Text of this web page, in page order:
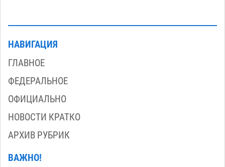
НАВИГАЦИЯ
ГЛАВНОЕ
ФЕДЕРАЛЬНОЕ
ОФИЦИАЛЬНО
НОВОСТИ КРАТКО
АРХИВ РУБРИК
ВАЖНО!